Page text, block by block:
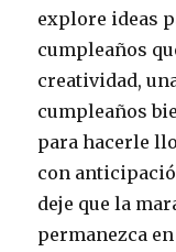
explore ideas
cumpleaños
creatividad,
cumpleaños
para hacerle
con
deje que la
permanezca